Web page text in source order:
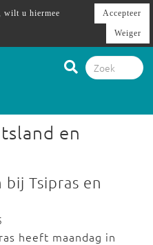
en
Tsipras en
heeft maandag in
wilt u hiermee
Accepteer
Weiger